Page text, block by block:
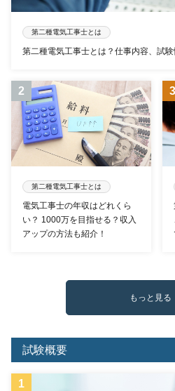
第二種電気工事士とは
第二種電気工事士とは？仕事内容、試
第二種電気工事士とは
電気工事士の年収はどれくら
い？ 1000万を目指せる？収入
アップの方法も紹介！
もっと見る
試験概要